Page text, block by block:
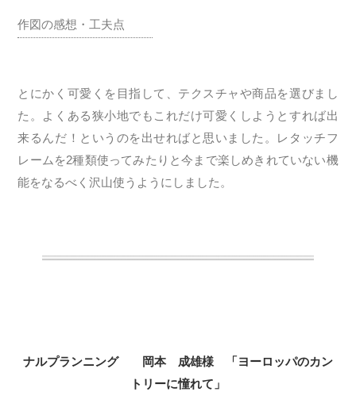
作図の感想・工夫点
とにかく可愛くを目指して、テクスチャや商品を選びまし
た。よくある狭小地でもこれだけ可愛くしようとすれば出
来るんだ！というのを出せればと思いました。レタッチフ
レームを2種類使ってみたりと今まで楽しめきれていない機
能をなるべく沢山使うようにしました。
ナルプランニング 岡本 成雄様 「ヨーロッパのカン
トリーに憧れて」